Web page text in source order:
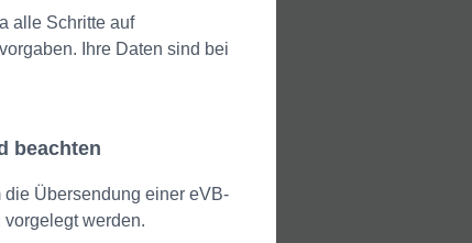
alle Schritte auf
Ihre Daten sind bei
beachten
Übersendung einer eVB-
werden.